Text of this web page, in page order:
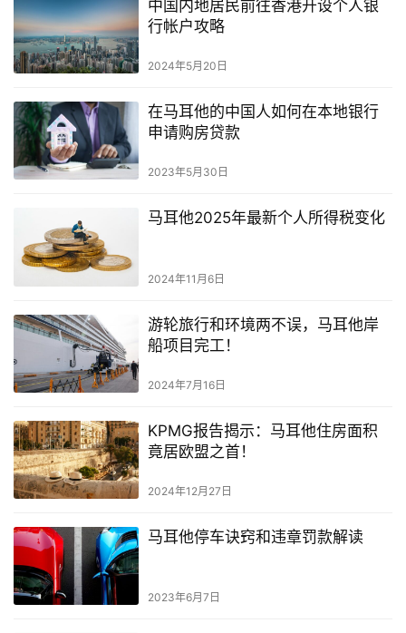
中国内地居民前往香港开设个人银
行帐户攻略
2024年5月20日
在马耳他的中国人如何在本地银行
申请购房贷款
2023年5月30日
马耳他2025年最新个人所得税变化
2024年11月6日
游轮旅行和环境两不误，马耳他岸
船项目完工！
2024年7月16日
KPMG报告揭示：马耳他住房面积
竟居欧盟之首！
2024年12月27日
马耳他停车诀窍和违章罚款解读
2023年6月7日